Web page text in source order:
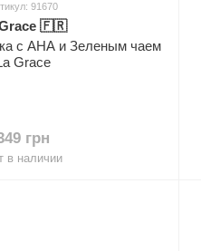
91670
🇫🇷
с АНА и Зеленым чаем
Grace
грн
в наличии